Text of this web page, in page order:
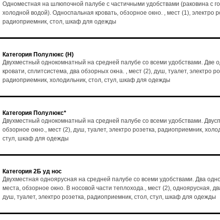
Одноместная на шлюпочной палубе с частичными удобствами (раковина с
холодной водой). Односпальная кровать, обзорное окно. , мест (1), электро
радиоприемник, стол, шкаф для одежды
Категория Полулюкс (Н)
Двухместный однокомнатный на средней палубе со всеми удобствами. Две
кровати, сплитсистема, два обзорных окна. , мест (2), душ, туалет, электро
радиоприемник, холодильник, стол, стул, шкаф для одежды
Категория Полулюкс*
Двухместный однокомнатный на средней палубе со всеми удобствами.
обзорное окно., мест (2), душ, туалет, электро розетка, радиоприемник,
стул, шкаф для одежды
Категория 2Б уд нос
Двухместная одноярусная на средней палубе со всеми удобствами. Два
места, обзорное окно. В носовой части теплохода., мест (2), одноярусная,
душ, туалет, электро розетка, радиоприемник, стол, стул, шкаф для одежды